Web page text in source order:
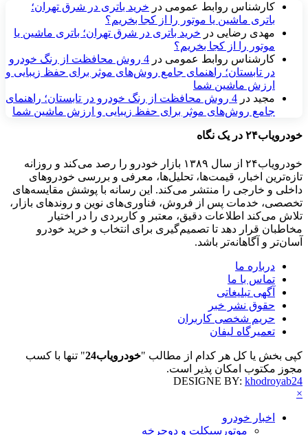
کارشناس روابط عمومی در خرید باتری در شرق تهران؛
باتری ماشین یا موتور را از کجا بخریم؟
مهدی رضایی در خرید باتری در شرق تهران؛ باتری ماشین یا
موتور را از کجا بخریم؟
کارشناس روابط عمومی در
4 روش محافظت از رنگ خودرو
در تابستان؛ راهنمای جامع روش‌های موثر برای حفظ زیبایی و
ارزش ماشین شما
مجید در
4 روش محافظت از رنگ خودرو در تابستان؛ راهنمای
جامع روش‌های موثر برای حفظ زیبایی و ارزش ماشین شما
خودرویاب۲۴ در یک نگاه
خودرویاب۲۴ از سال ۱۳۸۹ بازار خودرو را رصد می‌کند و روزانه
تازه‌ترین اخبار، قیمت‌ها، تحلیل‌ها، معرفی و بررسی خودروهای
داخلی و خارجی را منتشر می‌کند. این رسانه با پوشش مقایسه‌های
تخصصی، خدمات پس از فروش، فناوری‌های نوین و روندهای بازار،
تلاش می‌کند اطلاعات دقیق، معتبر و کاربردی را در اختیار
مخاطبان قرار دهد تا تصمیم‌گیری برای انتخاب و خرید خودرو
آسان‌تر و آگاهانه‌تر باشد.
درباره ما
تماس با ما
آگهی تبلیغاتی
حقوق نشر خبر
حریم شخصی کاربران
تعمیرگاه لیفان
کپی بخش یا کل هر کدام از مطالب "خودرویاب24
" تنها با کسب
مجوز مکتوب امکان پذیر است.
DESIGNE BY: khodroyab24
×
اخبار خودرو
موتورسیکلت و دوچرخه